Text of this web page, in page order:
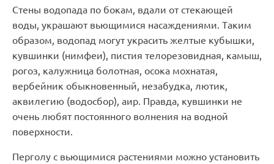
Стены водопада по бокам, вдали от стекающей
воды, украшают вьющимися насаждениями. Таким
образом, водопад могут украсить желтые кубышки,
кувшинки (нимфеи), пистия телорезовидная, камыш,
рогоз, калужница болотная, осока мохнатая,
вербейник обыкновенный, незабудка, лютик,
аквилегию (водосбор), аир. Правда, кувшинки не
очень любят постоянного волнения на водной
поверхности.
Перголу с вьющимися растениями можно установить